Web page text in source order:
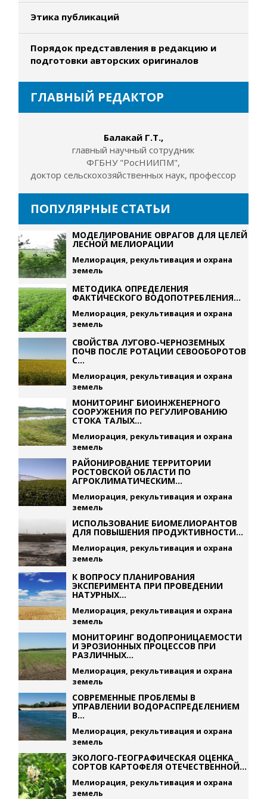
Этика публикаций
Порядок представления в редакцию и
подготовки авторских оригиналов
ГЛАВНЫЙ РЕДАКТОР
Балакай Г.Т.,
главный научный сотрудник
ФГБНУ "РосНИИПМ",
доктор сельскохозяйственных наук, профессор
ПОПУЛЯРНЫЕ СТАТЬИ
МОДЕЛИРОВАНИЕ ОВРАГОВ ДЛЯ ЦЕЛЕЙ
ЛЕСНОЙ МЕЛИОРАЦИИ
Мелиорация, рекультивация и охрана
земель
МЕТОДИКА ОПРЕДЕЛЕНИЯ
ФАКТИЧЕСКОГО ВОДОПОТРЕБЛЕНИЯ...
Мелиорация, рекультивация и охрана
земель
СВОЙСТВА ЛУГОВО-ЧЕРНОЗЕМНЫХ
ПОЧВ ПОСЛЕ РОТАЦИИ СЕВООБОРОТОВ
С...
Мелиорация, рекультивация и охрана
земель
МОНИТОРИНГ БИОИНЖЕНЕРНОГО
СООРУЖЕНИЯ ПО РЕГУЛИРОВАНИЮ
СТОКА ТАЛЫХ...
Мелиорация, рекультивация и охрана
земель
РАЙОНИРОВАНИЕ ТЕРРИТОРИИ
РОСТОВСКОЙ ОБЛАСТИ ПО
АГРОКЛИМАТИЧЕСКИМ...
Мелиорация, рекультивация и охрана
земель
ИСПОЛЬЗОВАНИЕ БИОМЕЛИОРАНТОВ
ДЛЯ ПОВЫШЕНИЯ ПРОДУКТИВНОСТИ...
Мелиорация, рекультивация и охрана
земель
К ВОПРОСУ ПЛАНИРОВАНИЯ
ЭКСПЕРИМЕНТА ПРИ ПРОВЕДЕНИИ
НАТУРНЫХ...
Мелиорация, рекультивация и охрана
земель
МОНИТОРИНГ ВОДОПРОНИЦАЕМОСТИ
И ЭРОЗИОННЫХ ПРОЦЕССОВ ПРИ
РАЗЛИЧНЫХ...
Мелиорация, рекультивация и охрана
земель
СОВРЕМЕННЫЕ ПРОБЛЕМЫ В
УПРАВЛЕНИИ ВОДОРАСПРЕДЕЛЕНИЕМ
В...
Мелиорация, рекультивация и охрана
земель
ЭКОЛОГО-ГЕОГРАФИЧЕСКАЯ ОЦЕНКА
СОРТОВ КАРТОФЕЛЯ ОТЕЧЕСТВЕННОЙ...
Мелиорация, рекультивация и охрана
земель